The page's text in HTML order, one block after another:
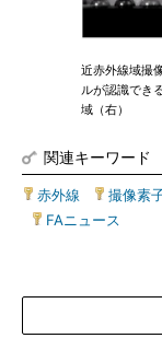
近赤外線域撮
ルが認識でき
域（右）
関連キーワード
赤外線 撮像素
FAニュース